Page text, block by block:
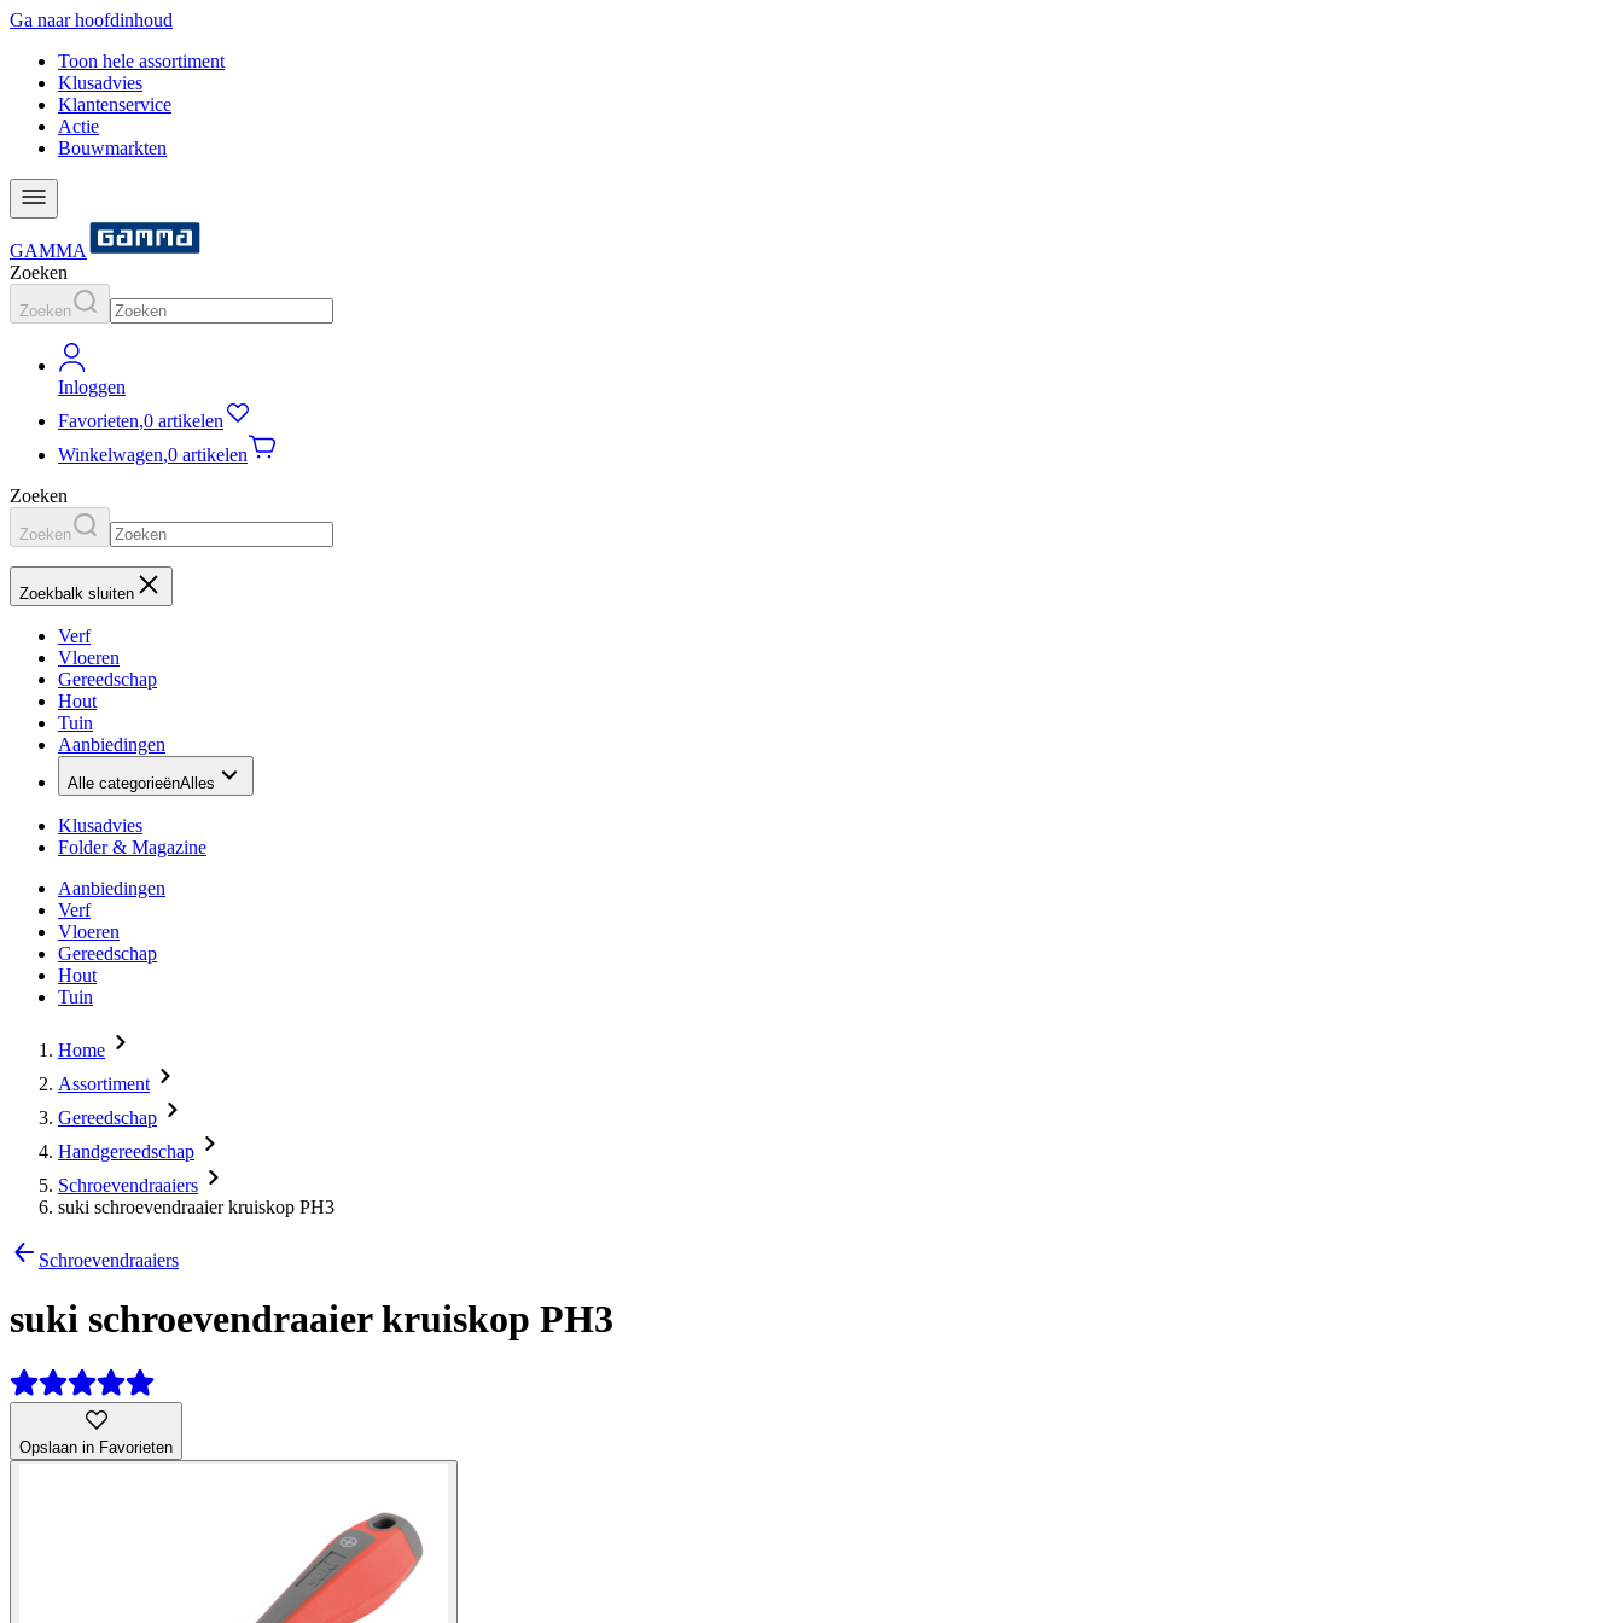
Ga naar hoofdinhoud
Toon hele assortiment
Klusadvies
Klantenservice
Actie
Bouwmarkten
GAMMA
Zoeken
Zoeken
Inloggen
Favorieten,0 artikelen
Winkelwagen,0 artikelen
Zoeken
Zoeken
Zoekbalk sluiten
Verf
Vloeren
Gereedschap
Hout
Tuin
Aanbiedingen
Alle categorieënAlles
Klusadvies
Folder & Magazine
Aanbiedingen
Verf
Vloeren
Gereedschap
Hout
Tuin
Home
Assortiment
Gereedschap
Handgereedschap
Schroevendraaiers
suki schroevendraaier kruiskop PH3
Schroevendraaiers
suki schroevendraaier kruiskop PH3
Opslaan in Favorieten